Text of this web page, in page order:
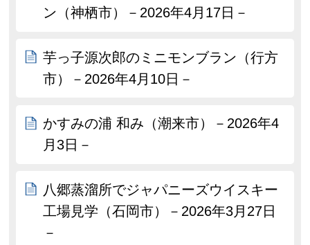
ン（神栖市）－2026年4月17日－
芋っ子源次郎のミニモンブラン（行方
市）－2026年4月10日－
かすみの浦 和み（潮来市）－2026年4
月3日－
八郷蒸溜所でジャパニーズウイスキー
工場見学（石岡市）－2026年3月27日
－